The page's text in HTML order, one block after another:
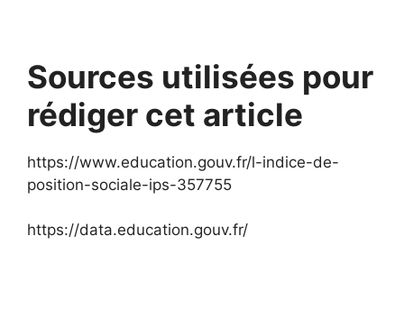
Sources utilisées pour
rédiger cet article
https://www.education.gouv.fr/l-indice-de-
position-sociale-ips-357755
https://data.education.gouv.fr/